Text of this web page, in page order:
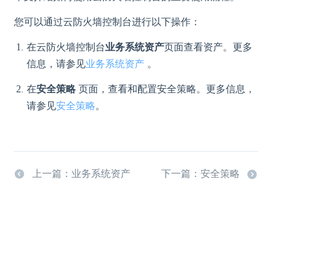
您可以通过云防火墙控制台进行以下操作：
在云防火墙控制台业务系统资产页面查看资产。更多
信息，请参见业务系统资产 。
在安全策略 页面，查看和配置安全策略。更多信息，
请参见安全策略。
上一篇：业务系统资产 下一篇：安全策略